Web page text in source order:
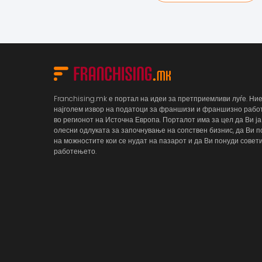
Franchising.mk е портал на идеи за претприемливи луѓе.
најголем извор на податоци за франшизи и франшизно
во регионот на Источна Европа. Порталот има за цел да Ви ја
олесни одлуката за започнување на сопствен бизнис, да Ви
на можностите кои се нудат на пазарот и да Ви понуди
работењето.